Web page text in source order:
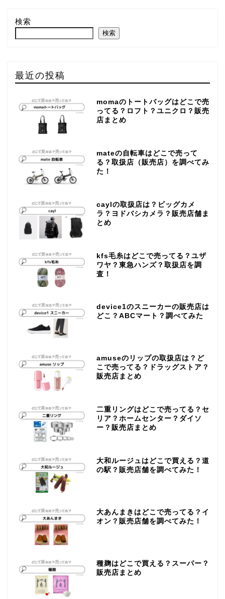
検索
検索
最近の投稿
momaのトートバッグはどこで売
ってる？ロフト？ユニクロ？販売
店まとめ
mateの自転車はどこで売って
る？取扱店（販売店）を調べてみ
た！
caylの取扱店は？ビッグカメ
ラ？ヨドバシカメラ？販売店舗ま
とめ
kfs毛糸はどこで売ってる？ユザ
ワヤ？東急ハンズ？取扱店を調
査！
device1のスニーカーの販売店は
どこ？ABCマート？調べてみた
amuseのリップの取扱店は？ど
こで売ってる？ドラッグストア？
販売店まとめ
二重リングはどこで売ってる？セ
リア？ホームセンター？ダイソ
ー？販売店まとめ
大和ルージュはどこで買える？道
の駅？販売店舗を調べてみた！
大あんまきはどこで売ってる？イ
オン？販売店舗を調べてみた！
種麹はどこで買える？スーパー？
販売店まとめ